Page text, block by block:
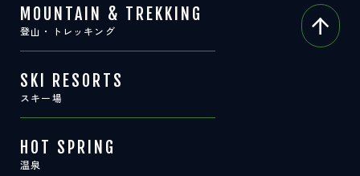
MOUNTAIN & TREKKING
登山・トレッキング
SKI RESORTS
スキー場
HOT SPRING
温泉